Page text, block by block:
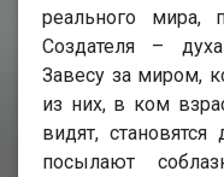
реального мира,
Создателя –
Завесу за миром,
из них, в ком
видят,
посылают